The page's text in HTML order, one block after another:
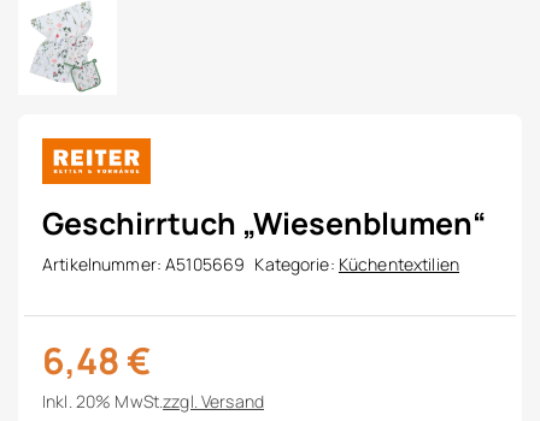
Geschirrtuch „Wiesenblumen“
Artikelnummer:A5105669 Kategorie: Küchentextilien
6,48€
Inkl. 20% MwSt.zzgl.Versand